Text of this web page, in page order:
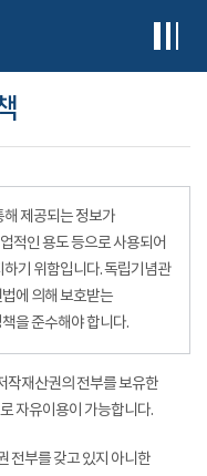
제공되는 정보가
적인 용도 등으로 사용되어
기 위함입니다. 독립기념관
에 의해 보호받는
을 준수해야 합니다.
작재산권의 전부를 보유한
자유이용이 가능합니다.
전부를 갖고 있지 아니한